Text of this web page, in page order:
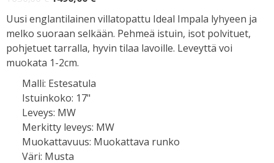
hinta
oli:
1650,00 €.
hinta
on:
1490,00 €.
Uusi englantilainen villatopattu Ideal Impala lyhyeen ja
melko suoraan selkään. Pehmeä istuin, isot polvituet,
pohjetuet tarralla, hyvin tilaa lavoille. Leveyttä voi
muokata 1-2cm.
Malli: Estesatula
Istuinkoko: 17"
Leveys: MW
Merkitty leveys: MW
Muokattavuus: Muokattava runko
Väri: Musta